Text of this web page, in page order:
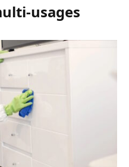
usages